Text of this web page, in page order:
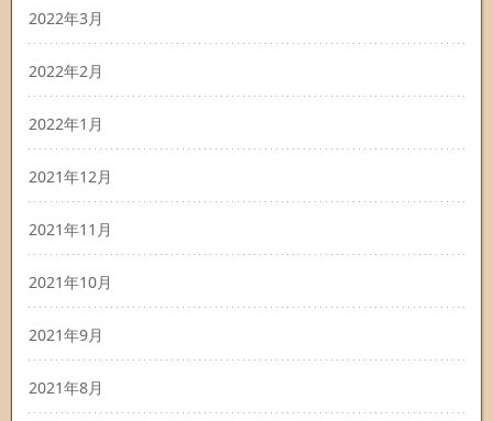
2022年3月
2022年2月
2022年1月
2021年12月
2021年11月
2021年10月
2021年9月
2021年8月